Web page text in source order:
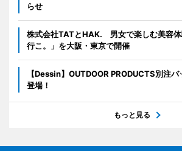
らせ
株式会社TATとHAK. 男女で楽しむ美容体
行こ。」を大阪・東京で開催
【Dessin】OUTDOOR PRODUCTS別注
登場！
もっと見る